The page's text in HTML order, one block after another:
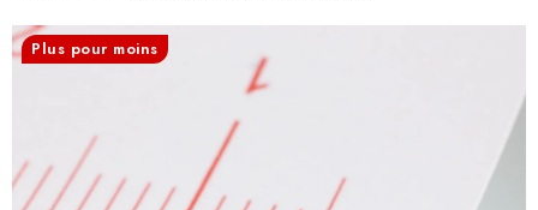
AUTRES AIMANTS
MATÉRIAUX EN ACIER INOXYDABLE
À propos
Conditions de vente
Protection des données (RGPD)
Contacte
Plus pour moins